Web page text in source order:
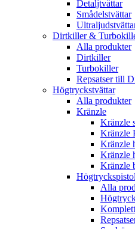
Detaljtvättar
Smådelstvättar
Dirtkiller &
Alla produkter
Dirtkiller
Turbokiller
Repsatser till
Högtryckstvättar
Alla produkter
Kränzle
Kränzle
Kränzle
Kränzle
Kränzle
Kränzle
Alla